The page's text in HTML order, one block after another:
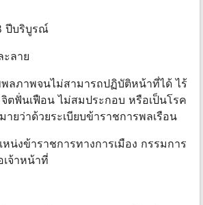
ปีบริบูรณ์
ลาย
ลภาพจนไม่สามารถปฏิบัติหน้าที่ได้ ไร้
ตฟั่นเฟือน ไม่สมประกอบ หรือเป็นโรค
ยว่าด้วยระเบียบข้าราชการพลเรือน
หน่งข้าราชการทางการเมือง กรรมการ
จ้าหน้าที่